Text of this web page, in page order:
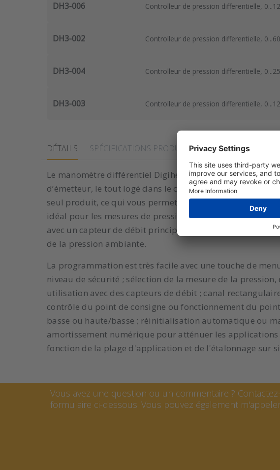
DH3-006 Controlleur de pression differentielle,
DH3-002 Controlleur de pression differentielle,
DH3-004 Controlleur de pression differentielle,
DH3-003 Controlleur de pression differentielle,
DÉTAILS SPÉCIFICATIONS PRODUITS
Le manomètre différentiel Digihelic de la série Dwyer
d’émetteur, le tout logé dans le célèbre boîtier
seul produit, ce qui vous permet d'économiser sur votre
idéal pour les mesures de pression (différentielle) mais
avec un capteur de débit principal à tube de Pitot. Des
de la pression ambiante.
La programmation est très facile avec une touche de
niveau de sécurité ; sélection de la mesure de la
utilisation avec des capteurs de débit ; canal
contrôle du point de consigne ou fonctionnement du
basse ou haute/basse ; réinitialisation automatique ou
amortissement numérique pour atténuer les
fonction de la plage d'application et de l'étalonnage sur
Vous avez une question ou un commentaire ?
formulaire ci-dessous. Vous pouvez également